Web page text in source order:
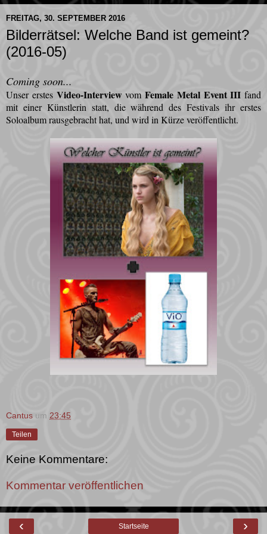
FREITAG, 30. SEPTEMBER 2016
Bilderrätsel: Welche Band ist gemeint?
(2016-05)
Coming soon...
Unser erstes Video-Interviewvom Female Metal Event III fand
mit einer Künstlerin statt, die während des Festivals ihr erstes
Soloalbum rausgebracht hat, und wird in Kürze veröffentlicht.
Cantus um 23:45
Teilen
Keine Kommentare:
Kommentar veröffentlichen
‹ ›
Startseite